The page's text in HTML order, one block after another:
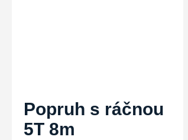
Popruh s ráčnou
5T 8m